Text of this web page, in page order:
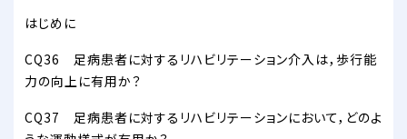
はじめに
CQ36 足病患者に対するリハビリテーション介入は，歩行能
力の向上に有用か？
CQ37 足病患者に対するリハビリテーションにおいて，どのよ